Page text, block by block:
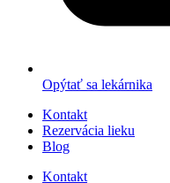
Opýtať sa lekárnika
Kontakt
Rezervácia lieku
Blog
Kontakt